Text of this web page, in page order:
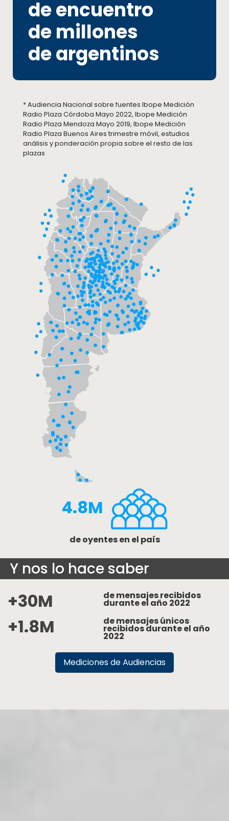
de encuentro
de millones
de argentinos
* Audiencia Nacional sobre fuentes Ibope Medición
Radio Plaza Córdoba Mayo 2022, Ibope Medición
Radio Plaza Mendoza Mayo 2019, Ibope Medición
Radio Plaza Buenos Aires trimestre móvil, estudios
análisis y ponderación propia sobre el resto de las
plazas
4.8M
de oyentes en el país
Y nos lo hace saber
+30M de mensajes recibidos
durante el año 2022
+1.8M de mensajes únicos
recibidos durante el año
2022
Mediciones de Audiencias